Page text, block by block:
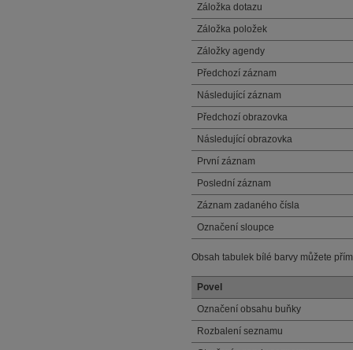
Záložka dotazu
Záložka položek
Záložky agendy
Předchozí záznam
Následující záznam
Předchozí obrazovka
Následující obrazovka
První záznam
Poslední záznam
Záznam zadaného čísla
Označení sloupce
Obsah tabulek bílé barvy můžete
Povel
Označení obsahu buňky
Rozbalení seznamu